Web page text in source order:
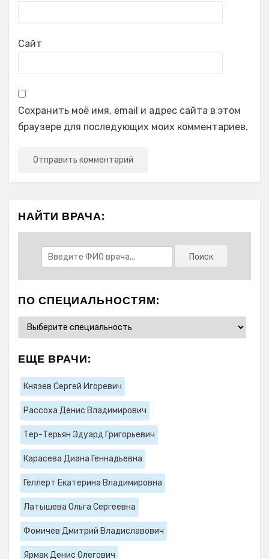
Сайт
Сохранить моё имя, email и адрес сайта в этом
браузере для последующих моих комментариев.
НАЙТИ ВРАЧА:
ПО СПЕЦИАЛЬНОСТЯМ:
ЕЩЕ ВРАЧИ:
Князев Сергей Игоревич
Рассоха Денис Владимирович
Тер-Терьян Эдуард Григорьевич
Карасева Диана Геннадьевна
Геллерт Екатерина Владимировна
Латышева Ольга Сергеевна
Фомичев Дмитрий Владиславович
Ярмак Денис Олегович